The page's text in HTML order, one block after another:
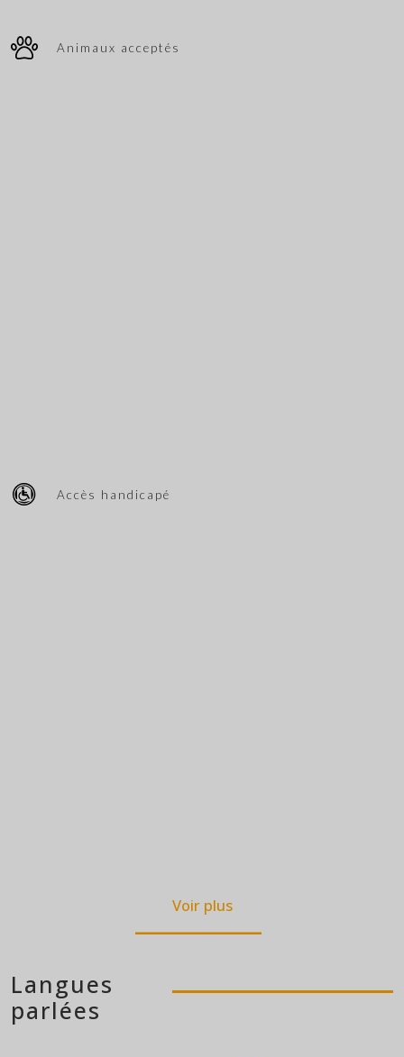
Animaux acceptés
Accès handicapé
Voir plus
Langues
parlées